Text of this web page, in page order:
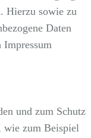
Hierzu sowie zu
Daten
Impressum
und zum Schutz
wie zum Beispiel